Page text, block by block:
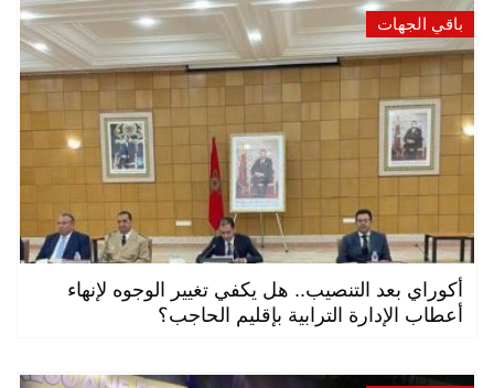
باقي الجهات
أكوراي بعد التنصيب.. هل يكفي تغيير الوجوه لإنهاء
أعطاب الإدارة الترابية بإقليم الحاجب؟